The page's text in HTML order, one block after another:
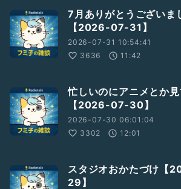
7月ありがとうございま
【2026-07-31】
2026-07-31 10:54:41
3636
11:42
忙しいのにアニメとか
【2026-07-30】
2026-07-30 06:01:04
3302
12:01
スタジオおかたづけ【
29】